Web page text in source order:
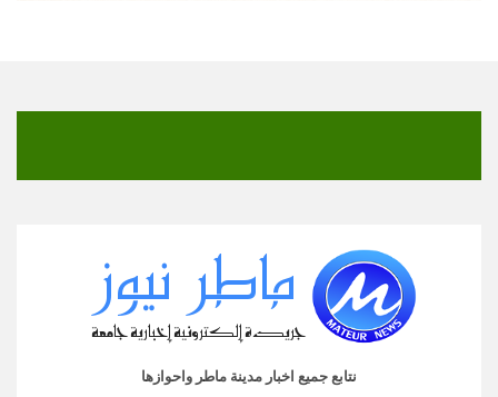
نتابع جميع اخبار مدينة ماطر واحوازها